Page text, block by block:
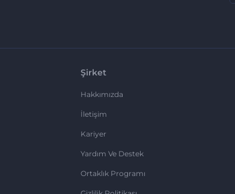
Şirket
Hakkımızda
İletişim
Kariyer
Yardım Ve Destek
Ortaklık Programı